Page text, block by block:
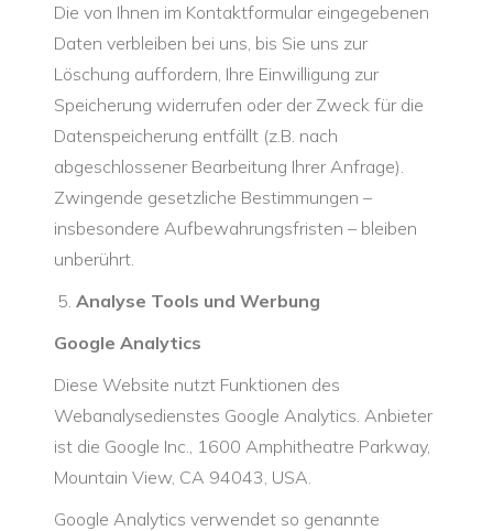
Die von Ihnen im Kontaktformular eingegebenen
Daten verbleiben bei uns, bis Sie uns zur
Löschung auffordern, Ihre Einwilligung zur
Speicherung widerrufen oder der Zweck für die
Datenspeicherung entfällt (z.B. nach
abgeschlossener Bearbeitung Ihrer Anfrage).
Zwingende gesetzliche Bestimmungen –
insbesondere Aufbewahrungsfristen – bleiben
unberührt.
Analyse Tools und Werbung
Google Analytics
Diese Website nutzt Funktionen des
Webanalysedienstes Google Analytics. Anbieter
ist die Google Inc., 1600 Amphitheatre Parkway,
Mountain View, CA 94043, USA.
Google Analytics verwendet so genannte